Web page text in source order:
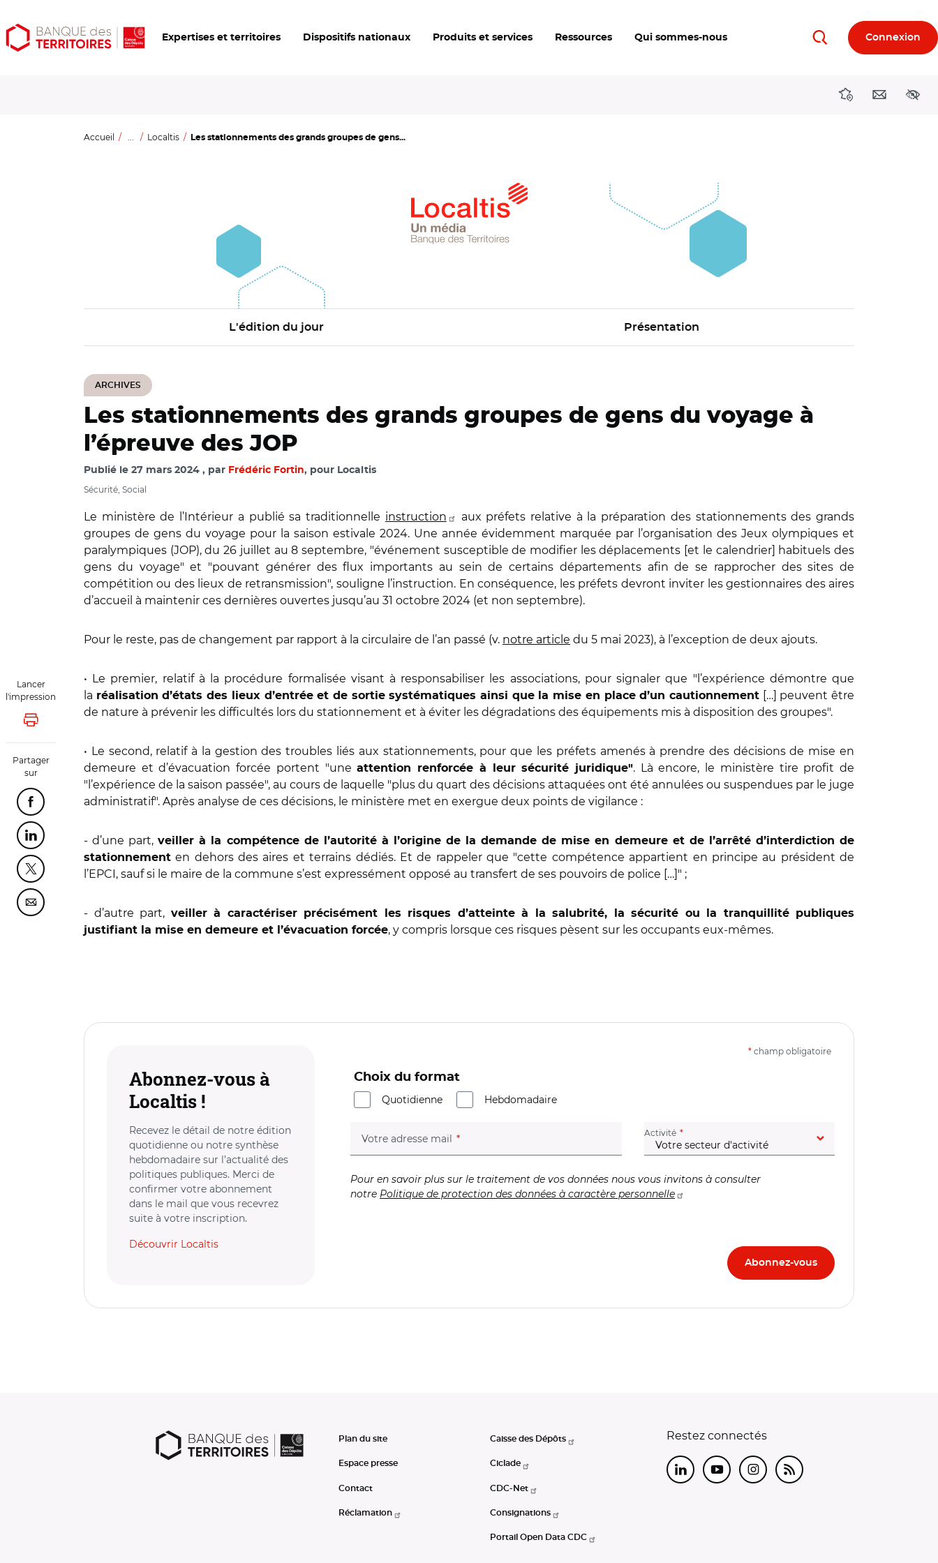
Aller
au
Aller
au
Ouvrir
les
Expertises et territoires Dispositifs nationaux Produits et services Ressources Qui sommes-nous RechercherConnexion
DirectionsContact
Accueil ... Localtis Les stationnements des grands groupes de gens...
L'édition du jour Présentation
ARCHIVES
Lancer
l'impression
Lancer l'impression
Partager
sur
Partager cette page sur Facebook
Partager cette page sur Linkedin
Partager cette page sur Twitter
Partager cette page sur Courriel
Les stationnements des grands groupes de gens du voyage à
l’épreuve des JOP
Publié le 27 mars 2024 par Frédéric Fortin, pour Localtis
Sécurité, Social
Le ministère de l’Intérieur a publié sa traditionnelle instruction
aux préfets relative à la préparation des stationnements des grands
groupes de gens du voyage pour la saison estivale 2024. Une année évidemment marquée par l’organisation des Jeux olympiques et
paralympiques (JOP), du 26 juillet au 8 septembre, "événement susceptible de modifier les déplacements [et le calendrier] habituels des
gens du voyage" et "pouvant générer des flux importants au sein de certains départements afin de se rapprocher des sites de
compétition ou des lieux de retransmission", souligne l’instruction. En conséquence, les préfets devront inviter les gestionnaires des aires
d’accueil à maintenir ces dernières ouvertes jusqu’au 31 octobre 2024 (et non septembre).
Pour le reste, pas de changement par rapport à la circulaire de l’an passé (v. notre article du 5 mai 2023), à l’exception de deux ajouts.
• Le premier, relatif à la procédure formalisée visant à responsabiliser les associations, pour signaler que "l’expérience démontre que
la réalisation d’états des lieux d’entrée et de sortie systématiques ainsi que la mise en place d’un cautionnement[…] peuvent être
de nature à prévenir les difficultés lors du stationnement et à éviter les dégradations des équipements mis à disposition des groupes".
• Le second, relatif à la gestion des troubles liés aux stationnements, pour que les préfets amenés à prendre des décisions de mise en
demeure et d’évacuation forcée portent "uneattention renforcée à leur sécurité juridique". Là encore, le ministère tire profit de
"l’expérience de la saison passée", au cours de laquelle "plus du quart des décisions attaquées ont été annulées ou suspendues par le juge
administratif". Après analyse de ces décisions, le ministère met en exergue deux points de vigilance :
- d’une part,veiller à la compétence de l’autorité à l’origine de la demande de mise en demeure et de l’arrêté d’interdiction de
stationnement en dehors des aires et terrains dédiés. Et de rappeler que "cette compétence appartient en principe au président de
l’EPCI, sauf si le maire de la commune s’est expressément opposé au transfert de ses pouvoirs de police […]" ;
- d’autre part, veiller à caractériser précisément les risques d’atteinte à la salubrité, la sécurité ou la tranquillité publiques
justifiant la mise en demeure et l’évacuation forcée, y compris lorsque ces risques pèsent sur les occupants eux-mêmes.
Abonnez-vous à
Localtis !
Recevez le détail de notre édition
quotidienne ou notre synthèse
hebdomadaire sur l’actualité des
politiques publiques. Merci de
confirmer votre abonnement
dans le mail que vous recevrez
suite à votre inscription.
Découvrir Localtis
* champ obligatoire
Choix du format
Quotidienne
Hebdomadaire
Votre adresse mail (champ obligatoire) Activité (champ obligatoire)
Pour en savoir plus sur le traitement de vos données nous vous invitons à consulter
notre Politique de protection des données à caractère personnelle
Plan du site
Espace presse
Contact
Réclamation
Caisse des Dépôts
Ciclade
CDC-Net
Consignations
Portail Open Data CDC
Restez connectés
LinkedInYoutubeInstagram
RSS